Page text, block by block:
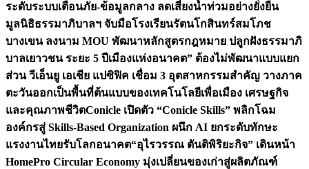
ระดับระบบเตือนภัย-ข้อมูลกลาง ลดเสี่ยงน้ำท่วมอย่างยั่งยืน
มูลนิธิธรรมาภิบาลฯ จับมือโรงเรียนรัตนโกสินทร์สมโภช
บางเขน ลงนาม MOU พัฒนาหลักสูตรกฎหมาย ปลูกฝังธรรมาภิ
บาลเยาวชน ระยะ 5 ปีเมืองแห่งอนาคต” ต้องไม่พัฒนาแบบแยก
ส่วน วีเอ็นยู เอเชีย แปซิฟิค เชื่อม 3 อุตสาหกรรมสำคัญ วางภาค
ตะวันออกเป็นพื้นที่ต้นแบบของเทคโนโลยีเพื่อเมือง เศรษฐกิจ
และคุณภาพชีวิตConicle เปิดตัว “Conicle Skills” พลิกโฉม
องค์กรสู่ Skills-Based Organization ผนึก AI ยกระดับทักษะ
แรงงานไทยรับโลกอนาคต“อุไรวรรณ ตันติพิริยะกิจ” เดินหน้า
HomePro Circular Economy มุ่งเปลี่ยนของเก่าสู่ผลิตภัณฑ์